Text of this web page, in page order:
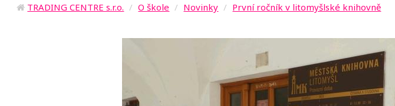
TRADING CENTRE s.r.o. O škole Novinky První ročník v litomyšlské knihovně